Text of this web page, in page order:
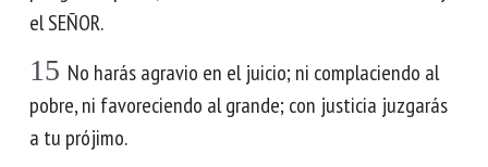
el SEÑOR.
15 No harás agravio en el juicio; ni complaciendo al
pobre, ni favoreciendo al grande; con justicia juzgarás
a tu prójimo.